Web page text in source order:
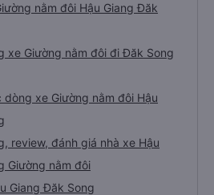
nằm đôi Hậu Giang Đăk
xe Giường nằm đôi đi Đăk Song
dòng xe Giường nằm đôi Hậu
review, đánh giá nhà xe Hậu
Giường nằm đôi
Giang Đăk Song